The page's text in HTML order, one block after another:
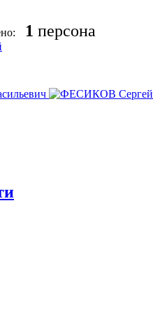
1 персона